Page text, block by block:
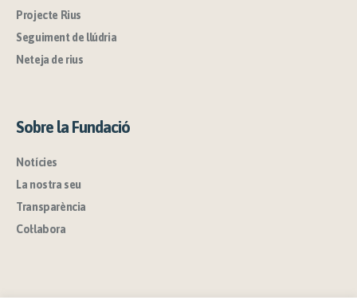
Projecte Rius
Seguiment de llúdria
Neteja de rius
Sobre la Fundació
Notícies
La nostra seu
Transparència
Col·labora